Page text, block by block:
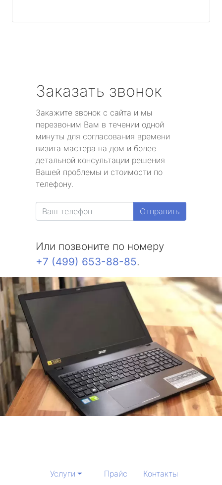
Заказать звонок
Закажите звонок с сайта и мы
перезвоним Вам в течении одной
минуты для согласования времени
визита мастера на дом и более
детальной консультации решения
Вашей проблемы и стоимости по
телефону.
Отправить
Или позвоните по номеру
+7 (499) 653-88-85.
Услуги Прайс Контакты